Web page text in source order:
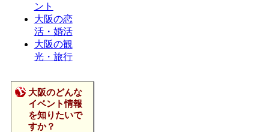
ント
大阪の恋
活・婚活
大阪の観
光・旅行
大阪のどんな
イベント情報
を知りたいで
すか？